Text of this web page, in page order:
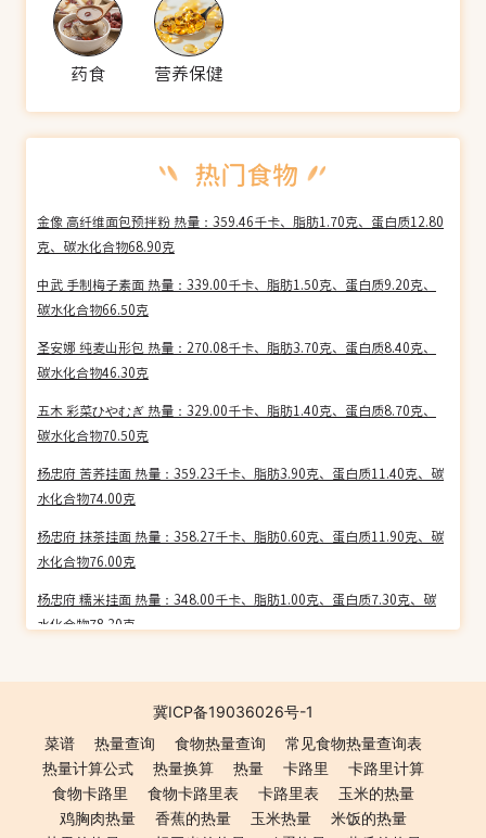
药食 营养保健
金像 高纤维面包预拌粉 热量：359.46千卡、脂肪1.70克、蛋白质12.80
克、碳水化合物68.90克
中武 手制梅子素面 热量：339.00千卡、脂肪1.50克、蛋白质9.20克、
碳水化合物66.50克
圣安娜 纯麦山形包 热量：270.08千卡、脂肪3.70克、蛋白质8.40克、
碳水化合物46.30克
五木 彩菜ひやむぎ 热量：329.00千卡、脂肪1.40克、蛋白质8.70克、
碳水化合物70.50克
杨忠府 苦荞挂面 热量：359.23千卡、脂肪3.90克、蛋白质11.40克、碳
水化合物74.00克
杨忠府 抹茶挂面 热量：358.27千卡、脂肪0.60克、蛋白质11.90克、碳
水化合物76.00克
杨忠府 糯米挂面 热量：348.00千卡、脂肪1.00克、蛋白质7.30克、碳
水化合物78.30克
克、碳水化合物75.60克
杨忠府 五谷挂面(小宽) 热量：350.14千卡、脂肪0.00克、蛋白质10.60
克、碳水化合物75.60克
杨忠府 五谷挂面(中宽) 热量：350.14千卡、脂肪0.00克、蛋白质10.60
克、碳水化合物75.60克
冀ICP备19036026号-1
菜谱
热量查询 食物热量查询
常见食物热量查询表
热量计算公式
热量换算 热量 卡路里
卡路里计算
食物卡路里
食物卡路里表 卡路里表
玉米的热量
鸡胸肉热量
香蕉的热量 玉米热量
米饭的热量